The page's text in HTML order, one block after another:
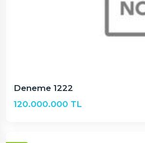
Deneme 1222
120.000.000 TL